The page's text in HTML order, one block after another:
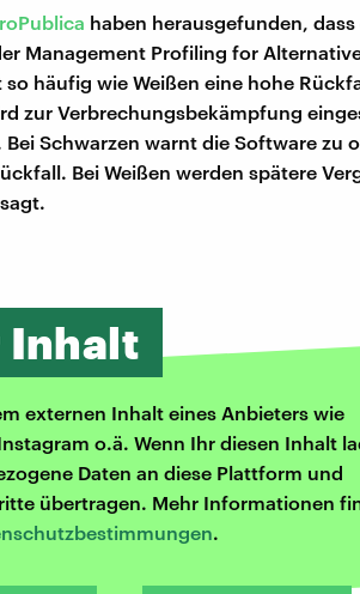
haben herausgefunden,
Management Profiling for
häufig wie Weißen eine hohe
zur Verbrechungsbekämpfung
Schwarzen warnt die Software zu
Bei Weißen werden spätere
Inhalt
externen Inhalt eines Anbieters wie
o.ä. Wenn Ihr diesen Inhalt
Daten an diese Plattform und
übertragen. Mehr Informationen
.